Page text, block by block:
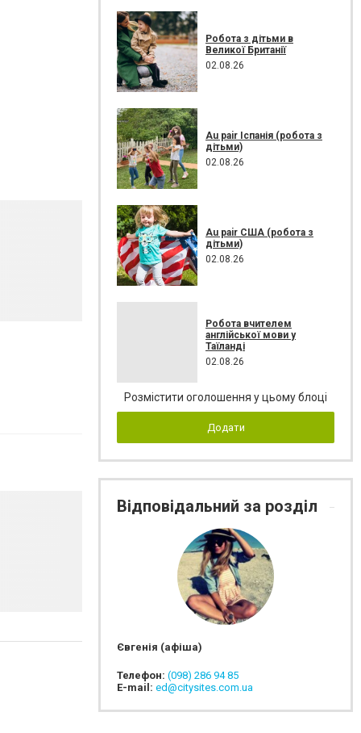
Робота з дітьми в
Великої Британії
02.08.26
Au pair Іспанія (робота з
дітьми)
02.08.26
Au pair США (робота з
дітьми)
02.08.26
Робота вчителем
англійської мови у
Таїланді
02.08.26
Розмістити оголошення у цьому блоці
Додати
Відповідальний за розділ
Євгенія (афіша)
Телефон: (098) 286 94 85
E-mail: ed@citysites.com.ua